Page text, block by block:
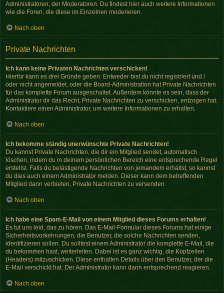
Administratoren, der Moderatoren. Du findest hier auch weitere Informationen
wie die Foren, die diese im Einzelnen moderieren.
Nach oben
Private Nachrichten
Ich kann keine Privaten Nachrichten verschicken!
Hierfür kann es drei Gründe geben: Entweder bist du nicht registriert und /
oder nicht angemeldet, oder die Board-Administration hat Private Nachrichten
für das komplette Forum ausgeschaltet. Außerdem könnte es sein, dass der
Administrator dir das Recht, Private Nachrichten zu verschicken, entzogen hat.
Kontaktiere einen Administrator, um weitere Informationen zu erhalten.
Nach oben
Ich bekomme ständig unerwünschte Private Nachrichten!
Du kannst Private Nachrichten, die dir ein Mitglied sendet, automatisch
löschen, indem du in deinem persönlichen Bereich eine entsprechende Regel
erstellst. Falls du belästigende Nachrichten von jemandem erhältst, so kannst
du dies auch einem Administrator melden. Dieser kann dem betreffenden
Mitglied dann verbieten, Private Nachrichten zu versenden.
Nach oben
Ich habe eine Spam-E-Mail von einem Mitglied dieses Forums erhalten!
Es tut uns leid, das zu hören. Das E-Mail-Formular dieses Forums hat einige
Sicherheitsvorkehrungen, die Benutzer, die solche Nachrichten senden,
identifizieren sollen. Du solltest einem Administrator die komplette E-Mail, die
du bekommen hast, weiterleiten. Dabei ist es ganz wichtig, die Kopfzeilen
(Headers) mitzuschicken. Diese enthalten Details über den Benutzer, der die
E-Mail verschickt hat. Der Administrator kann dann entsprechend reagieren.
Nach oben